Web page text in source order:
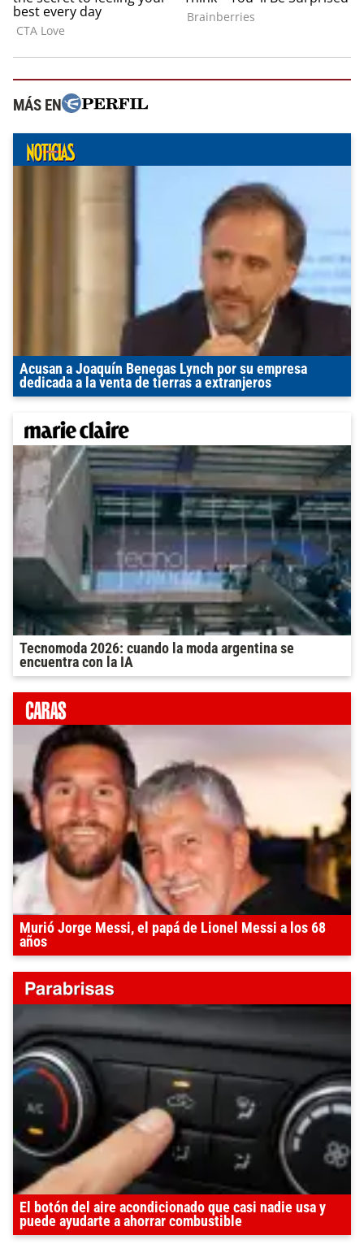
MÁS EN
Acusan a Joaquín Benegas Lynch por su empresa
dedicada a la venta de tierras a extranjeros
Tecnomoda 2026: cuando la moda argentina se
encuentra con la IA
Murió Jorge Messi, el papá de Lionel Messi a los 68
años
El botón del aire acondicionado que casi nadie usa y
puede ayudarte a ahorrar combustible